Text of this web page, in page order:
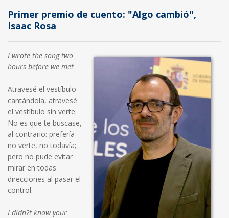
Primer premio de cuento: "Algo cambió",
Isaac Rosa
I wrote the song two
hours before we met
Atravesé el vestíbulo
cantándola, atravesé
el vestíbulo sin verte.
No es que te buscase,
al contrario: prefería
no verte, no todavía;
pero no pude evitar
mirar en todas
direcciones al pasar el
control.
I didn?t know your